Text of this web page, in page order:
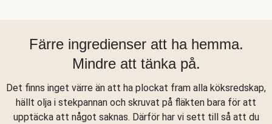
Färre ingredienser att ha hemma.
Mindre att tänka på.
Det finns inget värre än att ha plockat fram alla köksredskap,
hällt olja i stekpannan och skruvat på fläkten bara för att
upptäcka att något saknas. Därför har vi sett till så att du